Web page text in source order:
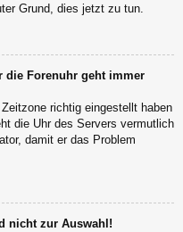
Grund, dies jetzt zu tun.
die Forenuhr geht immer
richtig eingestellt haben
die Uhr des Servers vermutlich
damit er das Problem
nicht zur Auswahl!